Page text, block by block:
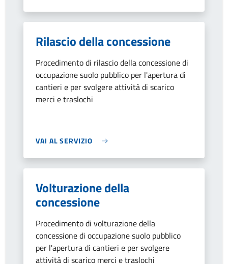
Rilascio della concessione
Procedimento di rilascio della concessione di
occupazione suolo pubblico per l'apertura di
cantieri e per svolgere attività di scarico
merci e traslochi
VAI AL SERVIZIO
Volturazione della
concessione
Procedimento di volturazione della
concessione di occupazione suolo pubblico
per l'apertura di cantieri e per svolgere
attività di scarico merci e traslochi